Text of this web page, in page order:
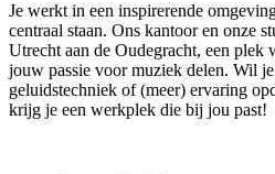
Je werkt in een inspirerende
centraal staan. Ons kantoor en onze
Utrecht aan de Oudegracht, een plek
jouw passie voor muziek delen. Wil
geluidstechniek of (meer) ervaring
krijg je een werkplek die bij jou past!